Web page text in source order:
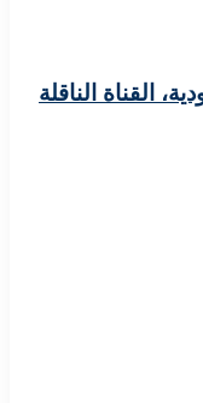
القناة الناقلة